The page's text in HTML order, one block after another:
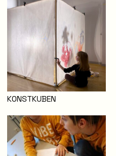
KONSTKUBEN